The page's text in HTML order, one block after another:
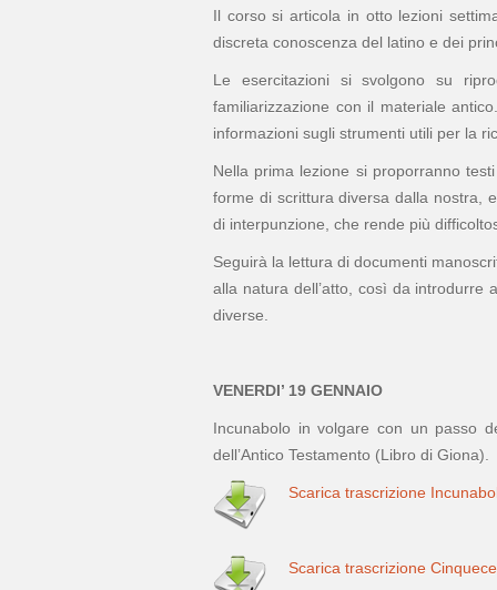
Il corso si articola in otto lezioni
discreta conoscenza del latino e dei
Le esercitazioni si svolgono su
familiarizzazione con il materiale
informazioni sugli strumenti utili per la
Nella prima lezione si proporranno
forme di scrittura diversa dalla nostra,
di interpunzione, che rende più
Seguirà la lettura di documenti
alla natura dell’atto, così da
diverse.
VENERDI’ 19 GENNAIO
Incunabolo in volgare con un passo
dell’Antico Testamento (Libro di Giona).
Scarica trascrizione
Scarica trascrizione